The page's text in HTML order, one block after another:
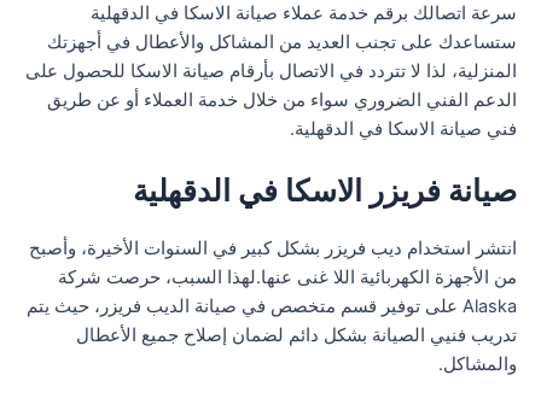
سرعة اتصالك برقم خدمة عملاء صيانة الاسكا في الدقهلية
ستساعدك على تجنب العديد من المشاكل والأعطال في أجهزتك
المنزلية، لذا لا تتردد في الاتصال بأرقام صيانة الاسكا للحصول على
الدعم الفني الضروري سواء من خلال خدمة العملاء أو عن طريق
فني صيانة الاسكا في الدقهلية.
صيانة فريزر الاسكا في الدقهلية
انتشر استخدام ديب فريزر بشكل كبير في السنوات الأخيرة، وأصبح
من الأجهزة الكهربائية اللا غنى عنها.لهذا السبب، حرصت شركة
Alaska على توفير قسم متخصص في صيانة الديب فريزر، حيث يتم
تدريب فنيي الصيانة بشكل دائم لضمان إصلاح جميع الأعطال
والمشاكل.